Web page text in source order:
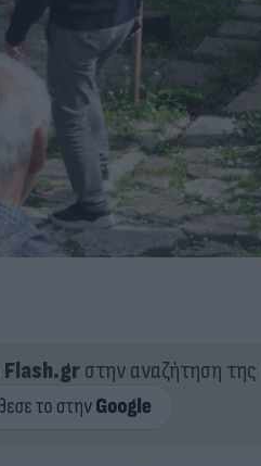
Flash.grστην αναζήτηση της